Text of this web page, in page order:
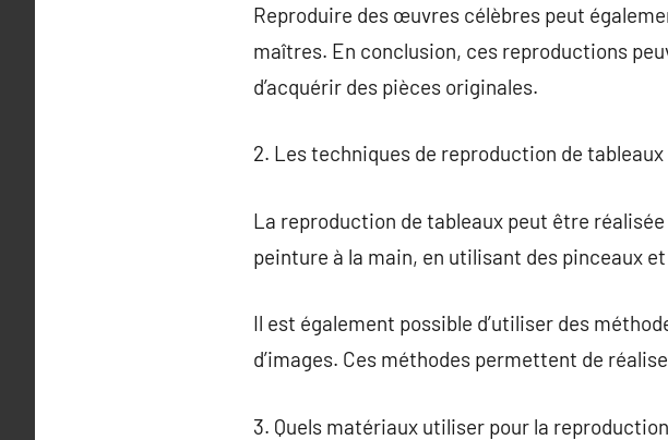
Reproduire des œuvres célèbres peut
maîtres. En conclusion, ces reproductions
d’acquérir des pièces originales.
2. Les techniques de reproduction de tableaux
La reproduction de tableaux peut être
peinture à la main, en utilisant des pinceaux
Il est également possible d’utiliser des
d’images. Ces méthodes permettent de
3. Quels matériaux utiliser pour la